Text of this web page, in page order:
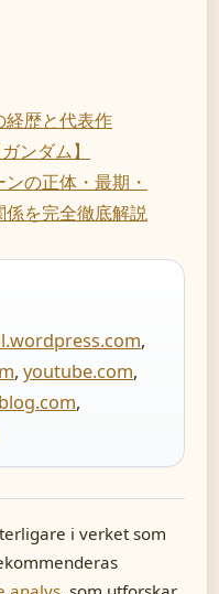
経歴と代表作
ガンダム】
の正体・最期・
を完全徹底解説
,
, youtube.com,
,
i verket som